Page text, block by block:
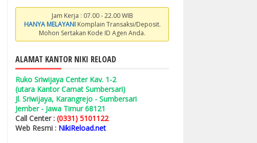
Jam Kerja : 07.00 - 22.00 WIB
HANYA MELAYANIKomplain Transaksi/Deposit.
Mohon Sertakan Kode ID Agen Anda.
ALAMAT KANTOR NIKI RELOAD
Ruko Sriwijaya Center Kav. 1-2
(utara Kantor Camat Sumbersari)
Jl. Sriwijaya, Karangrejo - Sumbersari
Jember - Jawa Timur 68121
Call Center : (0331) 5101122
Web Resmi : NikiReload.net